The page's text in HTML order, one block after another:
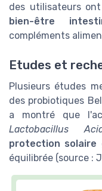
des utilisateurs
bien-être
compléments
Etudes et
Plusieurs études
des probiotiques
a montré que
Lactobacillus
protection solaire
équilibrée (source :